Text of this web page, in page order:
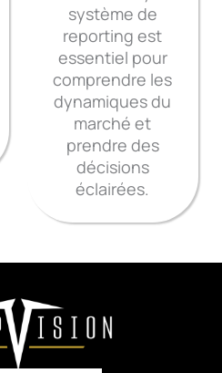
système de
reporting est
essentiel pour
comprendre les
dynamiques du
marché et
prendre des
décisions
éclairées.